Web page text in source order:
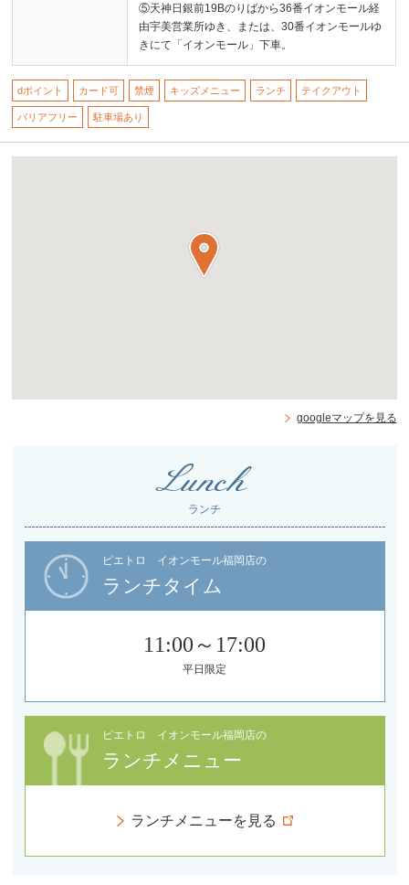
⑤天神日銀前19Bのりばから36番イオンモール経
由宇美営業所ゆき、または、30番イオンモールゆ
きにて「イオンモール」下車。
dポイント カード可 禁煙 キッズメニュー ランチ テイクアウト
バリアフリー 駐車場あり
googleマップを見る
Lunch
ランチ
ピエトロ イオンモール福岡店の
ランチタイム
11:00～17:00
平日限定
ピエトロ イオンモール福岡店の
ランチメニュー
ランチメニューを見る